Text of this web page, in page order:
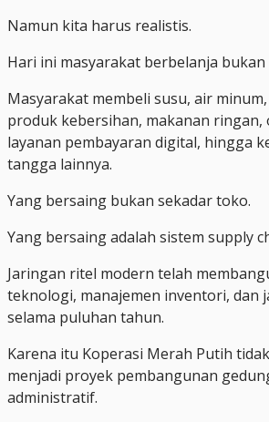
Namun kita harus realistis.
Hari ini masyarakat berbelanja bukan
Masyarakat membeli susu, air
produk kebersihan, makanan ringan,
layanan pembayaran digital, hingga
tangga lainnya.
Yang bersaing bukan sekadar toko.
Yang bersaing adalah sistem supply
Jaringan ritel modern telah
teknologi, manajemen inventori, dan
selama puluhan tahun.
Karena itu Koperasi Merah Putih
menjadi proyek pembangunan
administratif.